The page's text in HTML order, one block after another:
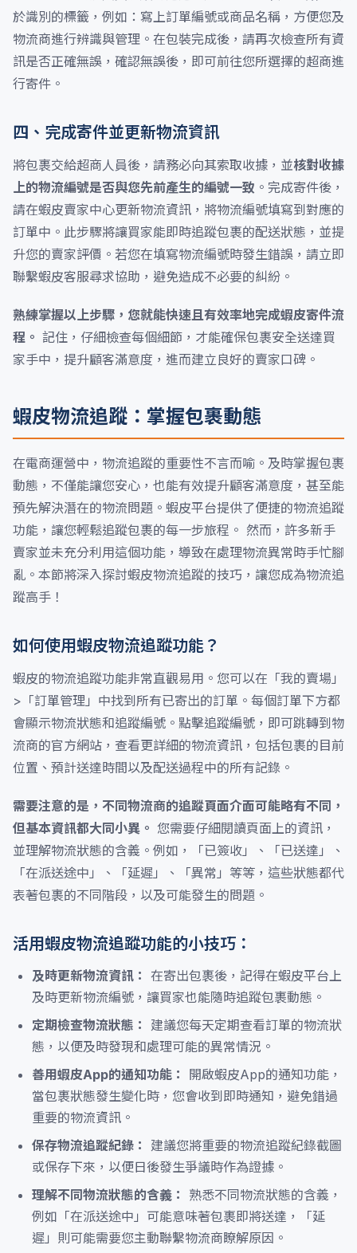
於識別的標籤，例如：寫上訂單編號或商品名稱，方便您及
物流商進行辨識與管理。在包裝完成後，請再次檢查所有資
訊是否正確無誤，確認無誤後，即可前往您所選擇的超商進
行寄件。
四、完成寄件並更新物流資訊
將包裹交給超商人員後，請務必向其索取收據，並核對收據
上的物流編號是否與您先前產生的編號一致 。完成寄件後，
請在蝦皮賣家中心更新物流資訊，將物流編號填寫到對應的
訂單中。此步驟將讓買家能即時追蹤包裹的配送狀態，並提
升您的賣家評價。若您在填寫物流編號時發生錯誤，請立即
聯繫蝦皮客服尋求協助，避免造成不必要的糾紛。
熟練掌握以上步驟，您就能快速且有效率地完成蝦皮寄件流
程。 記住，仔細檢查每個細節，才能確保包裹安全送達買
家手中，提升顧客滿意度，進而建立良好的賣家口碑。
蝦皮物流追蹤：掌握包裹動態
在電商運營中，物流追蹤的重要性不言而喻。及時掌握包裹
動態，不僅能讓您安心，也能有效提升顧客滿意度，甚至能
預先解決潛在的物流問題。蝦皮平台提供了便捷的物流追蹤
功能，讓您輕鬆追蹤包裹的每一步旅程。 然而，許多新手
賣家並未充分利用這個功能，導致在處理物流異常時手忙腳
亂。本節將深入探討蝦皮物流追蹤的技巧，讓您成為物流追
蹤高手！
如何使用蝦皮物流追蹤功能？
蝦皮的物流追蹤功能非常直觀易用。您可以在「我的賣場」
>「訂單管理」中找到所有已寄出的訂單。每個訂單下方都
會顯示物流狀態和追蹤編號。點擊追蹤編號，即可跳轉到物
流商的官方網站，查看更詳細的物流資訊，包括包裹的目前
位置、預計送達時間以及配送過程中的所有記錄。
需要注意的是，不同物流商的追蹤頁面介面可能略有不同，
但基本資訊都大同小異。 您需要仔細閱讀頁面上的資訊，
並理解物流狀態的含義。例如，「已簽收」、「已送達」、
「在派送途中」、「延遲」、「異常」等等，這些狀態都代
表著包裹的不同階段，以及可能發生的問題。
活用蝦皮物流追蹤功能的小技巧：
及時更新物流資訊： 在寄出包裹後，記得在蝦皮平台上
及時更新物流編號，讓買家也能隨時追蹤包裹動態。
定期檢查物流狀態：
建議您每天定期查看訂單的物流狀
態，以便及時發現和處理可能的異常情況。
善用蝦皮App的通知功能：
開啟蝦皮App的通知功能，
當包裹狀態發生變化時，您會收到即時通知，避免錯過
重要的物流資訊。
保存物流追蹤紀錄：
建議您將重要的物流追蹤紀錄截圖
或保存下來，以便日後發生爭議時作為證據。
理解不同物流狀態的含義：
熟悉不同物流狀態的含義，
例如「在派送途中」可能意味著包裹即將送達，「延
遲」則可能需要您主動聯繫物流商瞭解原因。